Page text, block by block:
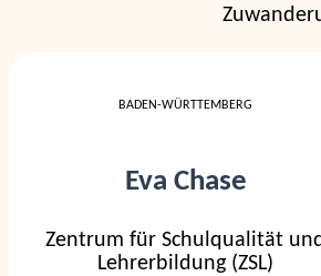
BADEN-WÜRTTEMBERG
Eva Chase
Zentrum für Schulqualität und
Lehrerbildung (ZSL)